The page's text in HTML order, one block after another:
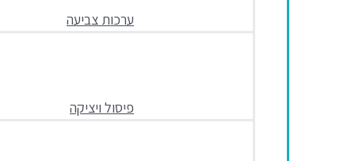
ערכות צביעה
פיסול ויציקה